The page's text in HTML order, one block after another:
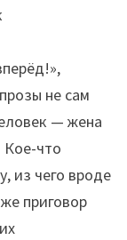
не сам
— жена
Кое-что
из чего вроде
приговор